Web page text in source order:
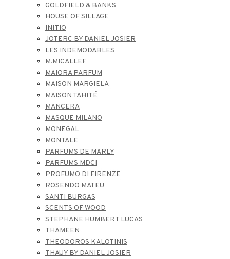
GOLDFIELD & BANKS
HOUSE OF SILLAGE
INITIO
JOTERC BY DANIEL JOSIER
LES INDEMODABLES
M.MICALLEF
MAIORA PARFUM
MAISON MARGIELA
MAISON TAHITÉ
MANCERA
MASQUE MILANO
MONEGAL
MONTALE
PARFUMS DE MARLY
PARFUMS MDCI
PROFUMO DI FIRENZE
ROSENDO MATEU
SANTI BURGAS
SCENTS OF WOOD
STEPHANE HUMBERT LUCAS
THAMEEN
THEODOROS KALOTINIS
THAUY BY DANIEL JOSIER